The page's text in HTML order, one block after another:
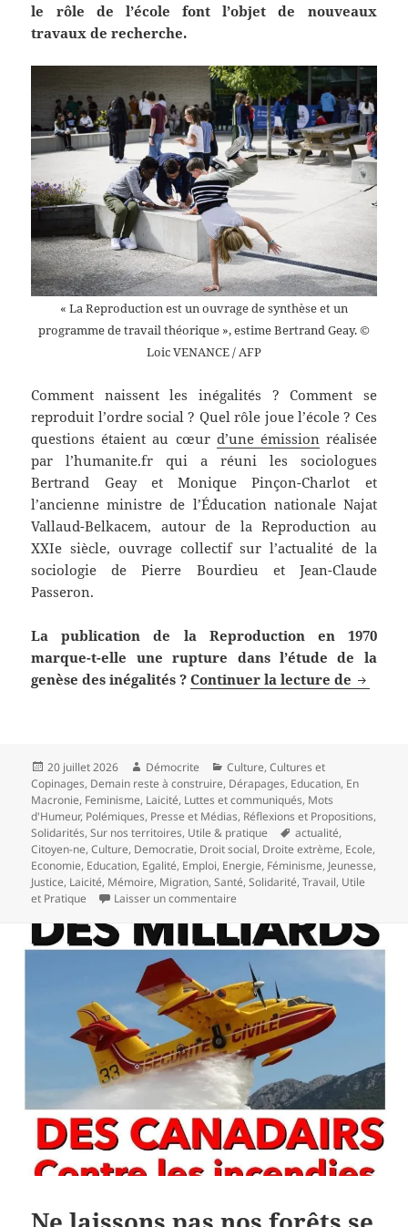
le rôle de l’école font l’objet de nouveaux
travaux de recherche.
« La Reproduction est un ouvrage de synthèse et un
programme de travail théorique », estime Bertrand Geay.©
Loic VENANCE / AFP
Comment naissent les inégalités ? Comment se
reproduit l’ordre social ? Quel rôle joue l’école ? Ces
questions étaient au cœur d’une émissionréalisée
par l’humanite.fr qui a réuni les sociologues
Bertrand Geay et Monique Pinçon-Charlot et
l’ancienne ministre de l’Éducation nationale Najat
Vallaud-Belkacem, autour de la Reproduction au
XXIe siècle, ouvrage collectif sur l’actualité de la
sociologie de Pierre Bourdieu et Jean-Claude
Passeron.
La publication de la Reproduction en 1970
marque-t-elle une rupture dans l’étude de la
genèse des inégalités ?Continuer la lecture de
Publié
le
20 juillet 2026 Auteur
Démocrite Catégories
Culture,Cultures et
Copinages, Demain reste à construire, Dérapages, Education, En
Macronie, Feminisme, Laicité, Luttes et communiqués, Mots
d'Humeur, Polémiques, Presse et Médias, Réflexions et Propositions,
Solidarités,Sur nos territoires, Utile & pratique
Mots-
clés
actualité,
Citoyen-ne,Culture, Democratie, Droit social, Droite extrème, Ecole,
Economie, Education, Egalité, Emploi, Energie, Féminisme, Jeunesse,
Justice, Laicité, Mémoire, Migration,Santé,Solidarité,Travail, Utile
et Pratique
Laisser un commentaire